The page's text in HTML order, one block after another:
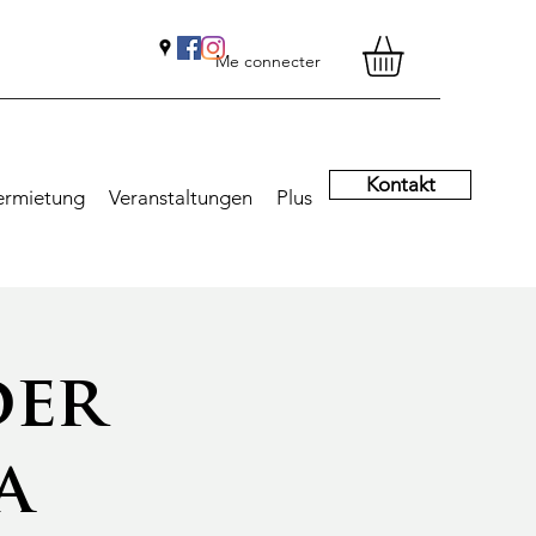
Me connecter
Veranstaltungen Plus
Kontakt